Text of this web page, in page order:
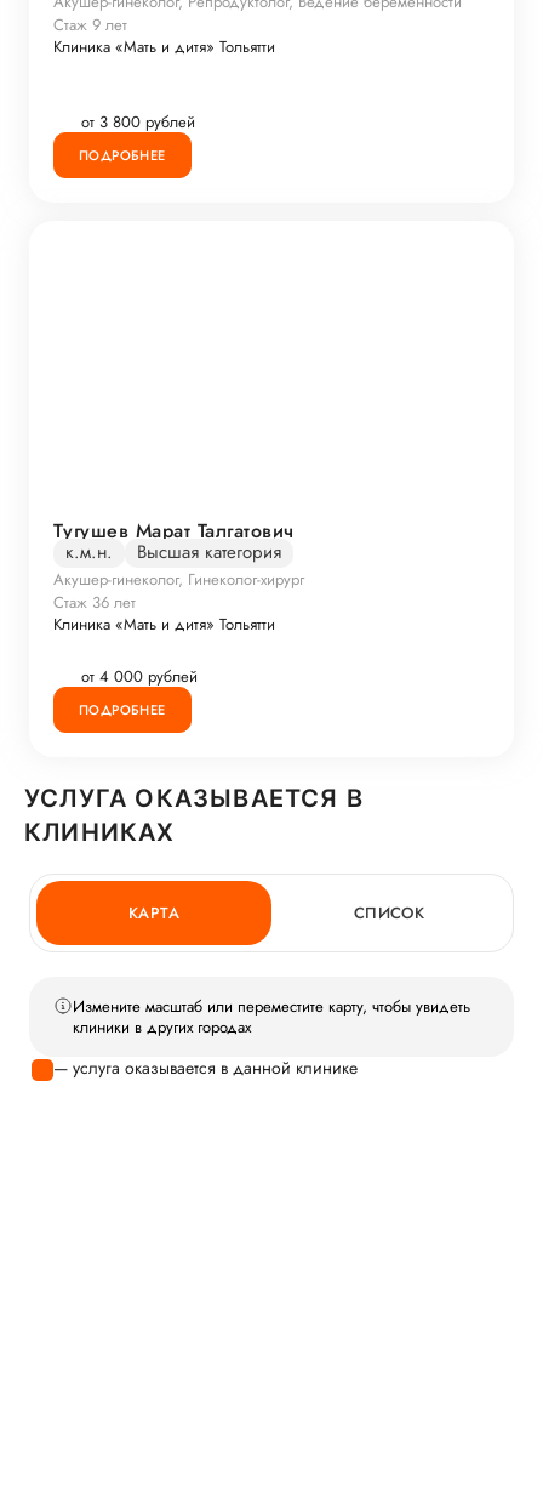
Стаж 9 лет
Клиника «Мать и дитя» Тольятти
от 3 800 рублей
ПОДРОБНЕЕ
Тугушев Марат Талгатович
к.м.н. Высшая категория
Акушер-гинеколог, Гинеколог-хирург
Стаж 36 лет
Клиника «Мать и дитя» Тольятти
от 4 000 рублей
ПОДРОБНЕЕ
УСЛУГА ОКАЗЫВАЕТСЯ В
КЛИНИКАХ
КАРТА СПИСОК
Измените масштаб или переместите карту, чтобы увидеть
клиники в других городах
— услуга оказывается в данной клинике